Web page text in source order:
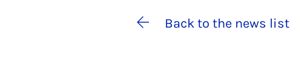
Back to the news list